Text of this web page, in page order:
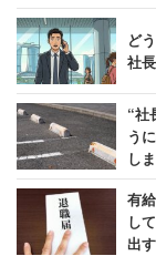
ど
社
“社
う
し
有
し
出す